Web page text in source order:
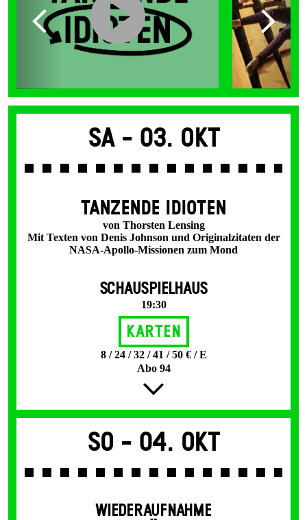
Sa - 03. Okt
TANZENDE IDIOTEN
von Thorsten Lensing
Mit Texten von Denis Johnson und Originalzitaten der
NASA-Apollo-Missionen zum Mond
SCHAUSPIELHAUS
19:30
Karten
8 / 24 / 32 / 41 / 50 € / E
Abo 94
So - 04. Okt
WIEDERAUFNAHME